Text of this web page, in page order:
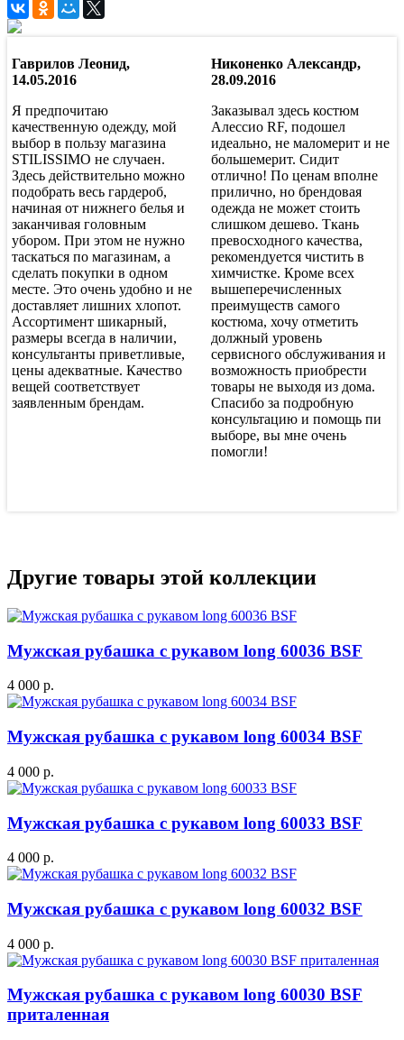
Гаврилов Леонид,
14.05.2016
Я предпочитаю
качественную одежду, мой
выбор в пользу магазина
STILISSIMO не случаен.
Здесь действительно можно
подобрать весь гардероб,
начиная от нижнего белья и
заканчивая головным
убором. При этом не нужно
таскаться по магазинам, а
сделать покупки в одном
месте. Это очень удобно и не
доставляет лишних хлопот.
Ассортимент шикарный,
размеры всегда в наличии,
консультанты приветливые,
цены адекватные. Качество
вещей соответствует
заявленным брендам.
Никоненко Александр,
28.09.2016
Заказывал здесь костюм
Алессио RF, подошел
идеально, не маломерит и не
большемерит. Сидит
отлично! По ценам вполне
прилично, но брендовая
одежда не может стоить
слишком дешево. Ткань
превосходного качества,
рекомендуется чистить в
химчистке. Кроме всех
вышеперечисленных
преимуществ самого
костюма, хочу отметить
должный уровень
сервисного обслуживания и
возможность приобрести
товары не выходя из дома.
Спасибо за подробную
консультацию и помощь пи
выборе, вы мне очень
помогли!
Другие товары этой коллекции
Мужская рубашка с рукавом long 60036 BSF
4 000 р.
Мужская рубашка с рукавом long 60034 BSF
4 000 р.
Мужская рубашка с рукавом long 60033 BSF
4 000 р.
Мужская рубашка с рукавом long 60032 BSF
4 000 р.
Мужская рубашка с рукавом long 60030 BSF
приталенная